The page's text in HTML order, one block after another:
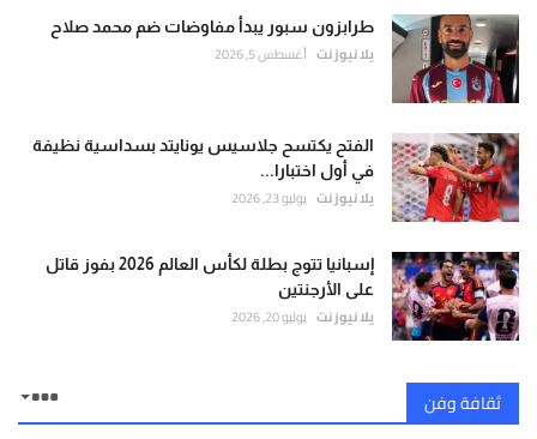
طرابزون سبور يبدأ مفاوضات ضم محمد صلاح
يلا نيوز نت أغسطس 5, 2026
الفتح يكتسح جلاسيس يونايتد بسداسية نظيفة
في أول اختبارا...
يلا نيوز نت يوليو 23, 2026
إسبانيا تتوج بطلة لكأس العالم 2026 بفوز قاتل
على الأرجنتين
يلا نيوز نت يوليو 20, 2026
ثقافة وفن